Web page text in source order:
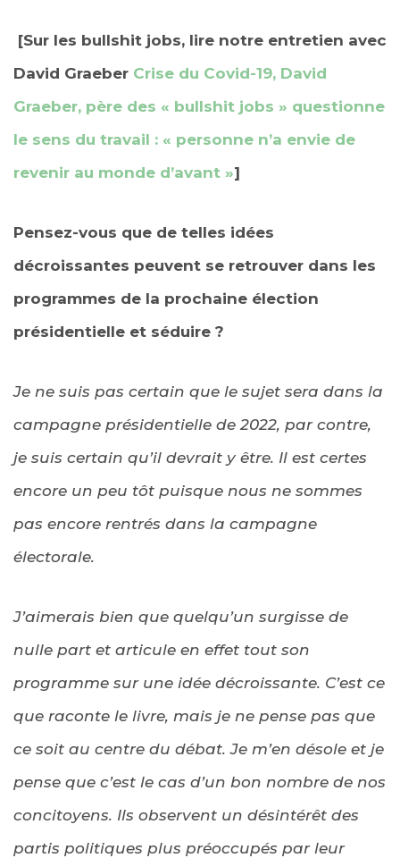
[Sur les bullshit jobs, lire notre entretien avec
David Graeber Crise du Covid-19, David
Graeber, père des « bullshit jobs » questionne
le sens du travail : « personne n’a envie de
revenir au monde d’avant »]
Pensez-vous que de telles idées
décroissantes peuvent se retrouver dans les
programmes de la prochaine élection
présidentielle et séduire ?
Je ne suis pas certain que le sujet sera dans la
campagne présidentielle de 2022, par contre,
je suis certain qu’il devrait y être. Il est certes
encore un peu tôt puisque nous ne sommes
pas encore rentrés dans la campagne
électorale.
J’aimerais bien que quelqu’un surgisse de
nulle part et articule en effet tout son
programme sur une idée décroissante. C’est ce
que raconte le livre, mais je ne pense pas que
ce soit au centre du débat. Je m’en désole et je
pense que c’est le cas d’un bon nombre de nos
concitoyens. Ils observent un désintérêt des
partis politiques plus préoccupés par leur